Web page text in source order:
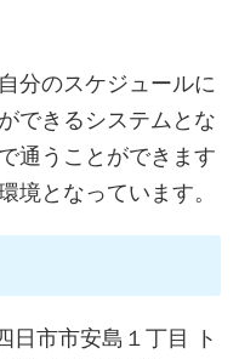
分のスケジュールに
できるシステムとな
通うことができます
境となっています。
日市市安島１丁目 ト